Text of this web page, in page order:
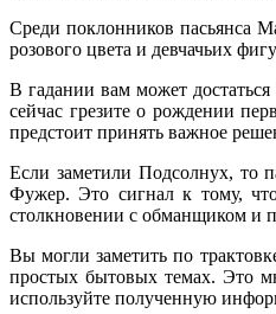
Среди поклонников пасьянса
розового цвета и девчачьих
В гадании вам может
сейчас грезите о рождении
предстоит принять важное
Если заметили Подсолнух, то
Фужер. Это сигнал к тому, что
столкновении с обманщиком и
Вы могли заметить по
простых бытовых темах. Это
используйте полученную